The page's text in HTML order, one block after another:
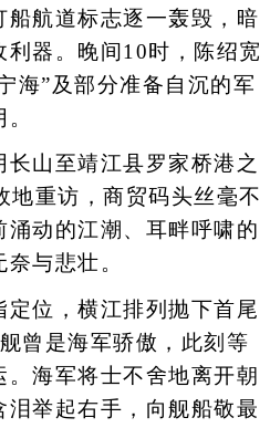
航道标志逐一轰毁，暗
器。晚间10时，陈绍宽
海”及部分准备自沉的军
山至靖江县罗家桥港之
地重访，商贸码头丝毫不
涌动的江潮、耳畔呼啸的
与悲壮。
位，横江排列抛下首尾
曾是海军骄傲，此刻等
海军将士不舍地离开朝
泪举起右手，向舰船敬最